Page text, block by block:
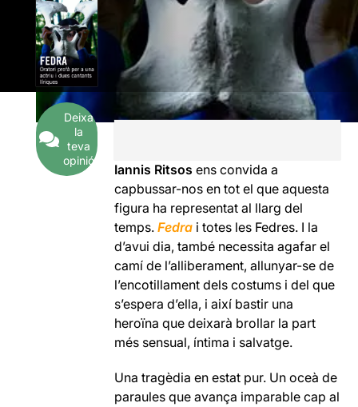
Deixa
la
teva
opinió
Iannis Ritsos ens convida a
capbussar-nos en tot el que aquesta
figura ha representat al llarg del
temps.Fedra i totes les Fedres. I la
d’avui dia, també necessita agafar el
camí de l’alliberament, allunyar-se de
l’encotillament dels costums i del que
s’espera d’ella, i així bastir una
heroïna que deixarà brollar la part
més sensual, íntima i salvatge.
Una tragèdia en estat pur. Un oceà de
paraules que avança imparable cap al